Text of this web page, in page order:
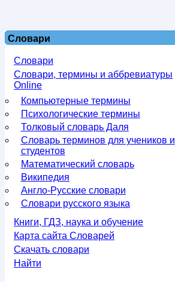
Словари
Словари
Словари, термины и аббревиатуры
Online
Компьютерные термины
Психологические термины
Толковый словарь Даля
Словарь терминов для учеников и
студентов
Математический словарь
Википедия
Англо-Русские словари
Словари русского языка
Книги, ГДЗ, наука и обучение
Карта сайта Словарей
Скачать словари
Найти